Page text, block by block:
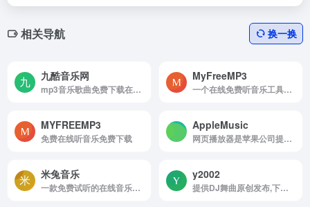
相关导航 换一换
九酷音乐网
mp3音乐歌曲免费下载在线听
MyFreeMP3
一个在线免费听音乐工具网站,全网音乐都可以来这找找
MYFREEMP3
免费在线听音乐免费下载
‎AppleMusic
网页播放器是苹果公司提供的在线音乐服务平台
米兔音乐
一款免费试听的在线音乐播放器我们还提供高品质Mp3,FLAC,WAV等格式下载
y2002
提供DJ舞曲原创发布,下载和分享的音乐音频网站